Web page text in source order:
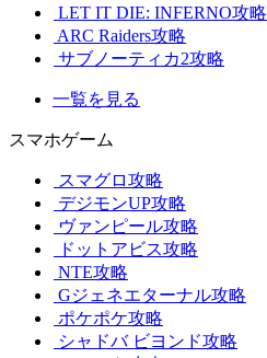
LET IT DIE: INFERNO攻略
ARC Raiders攻略
サブノーティカ2攻略
一覧を見る
スマホゲーム
スマグロ攻略
デジモンUP攻略
ヴァンピール攻略
ドットアビス攻略
NTE攻略
Gジェネエターナル攻略
ポケポケ攻略
シャドバ ビヨンド攻略